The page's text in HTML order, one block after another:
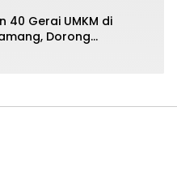
40 Gerai UMKM di
Dorong